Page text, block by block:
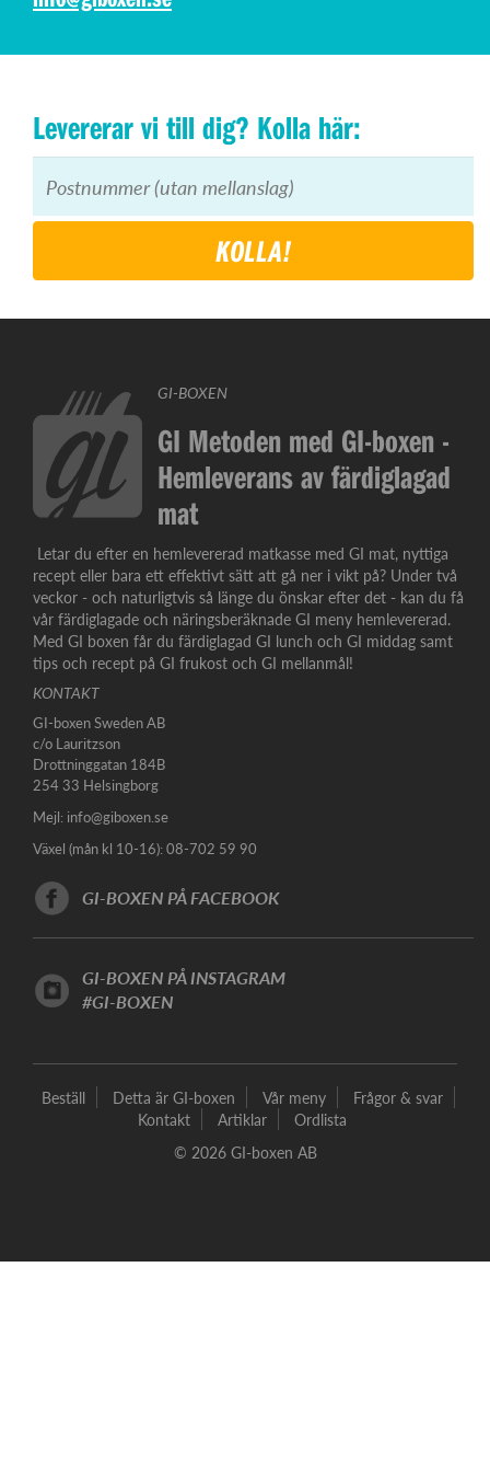
Levererar vi till dig? Kolla här:
KOLLA!
GI-BOXEN
GI Metoden med GI-boxen -
Hemleverans av färdiglagad
mat
Letar du efter en hemlevererad matkasse med GI mat, nyttiga
recept eller bara ett effektivt sätt att gå ner i vikt på? Under två
veckor - och naturligtvis så länge du önskar efter det - kan du få
vår färdiglagade och näringsberäknade GI meny hemlevererad.
Med GI boxen får du färdiglagad GI lunch och GI middag samt
tips och recept på GI frukost och GI mellanmål!
KONTAKT
GI-boxen Sweden AB
c/o Lauritzson
Drottninggatan 184B
254 33 Helsingborg
Mejl: info@giboxen.se
Växel (mån kl 10-16): 08-702 59 90
GI-BOXEN PÅ FACEBOOK
GI-BOXEN PÅ INSTAGRAM
#GI-BOXEN
Beställ Detta är GI-boxen Vår meny
Frågor & svar
Kontakt
Artiklar
Ordlista
© 2026 GI-boxen AB